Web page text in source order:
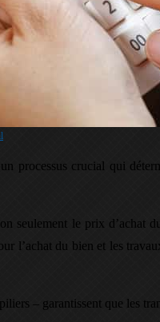
processus crucial qui
seulement le prix d’achat
l’achat du bien et les
– garantissent que les